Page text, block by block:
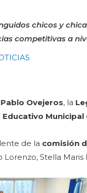
chicos y
competitivas a
Ovejeros, la
Educativo Municipal
de la comisión
Lorenzo, Stella Maris